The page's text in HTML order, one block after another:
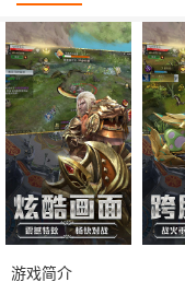
游戏简介